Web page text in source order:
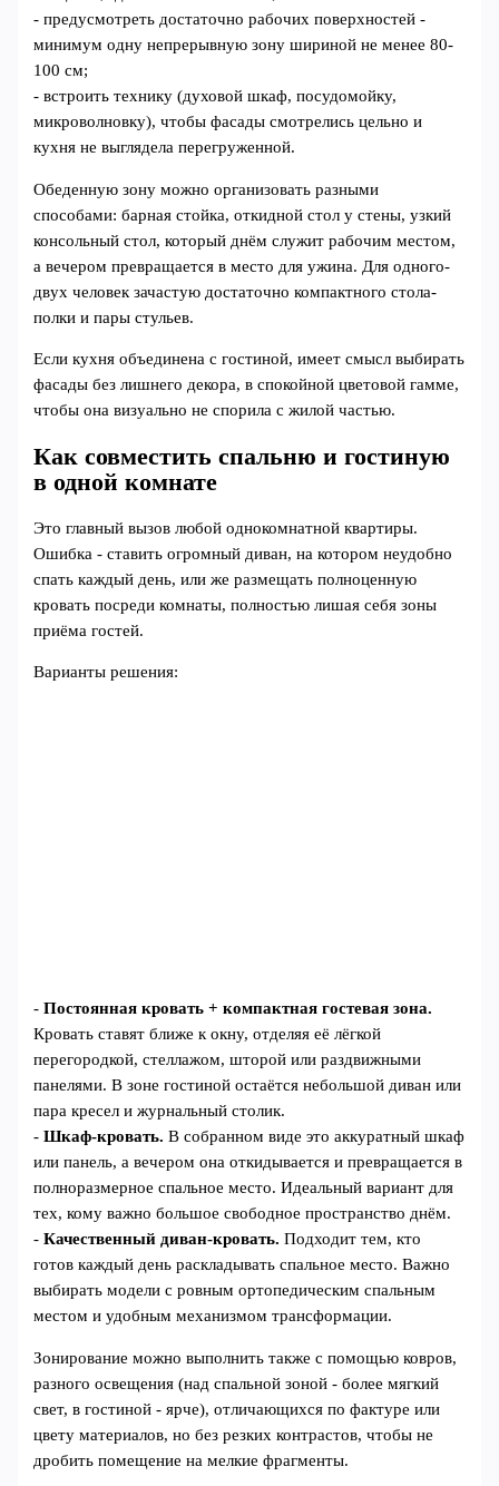
- предусмотреть достаточно рабочих поверхностей -
минимум одну непрерывную зону шириной не менее 80-
100 см;
- встроить технику (духовой шкаф, посудомойку,
микроволновку), чтобы фасады смотрелись цельно и
кухня не выглядела перегруженной.
Обеденную зону можно организовать разными
способами: барная стойка, откидной стол у стены, узкий
консольный стол, который днём служит рабочим местом,
а вечером превращается в место для ужина. Для одного-
двух человек зачастую достаточно компактного стола-
полки и пары стульев.
Если кухня объединена с гостиной, имеет смысл выбирать
фасады без лишнего декора, в спокойной цветовой гамме,
чтобы она визуально не спорила с жилой частью.
Как совместить спальню и гостиную
в одной комнате
Это главный вызов любой однокомнатной квартиры.
Ошибка - ставить огромный диван, на котором неудобно
спать каждый день, или же размещать полноценную
кровать посреди комнаты, полностью лишая себя зоны
приёма гостей.
Варианты решения:
-Постоянная кровать + компактная гостевая зона.
Кровать ставят ближе к окну, отделяя её лёгкой
перегородкой, стеллажом, шторой или раздвижными
панелями. В зоне гостиной остаётся небольшой диван или
пара кресел и журнальный столик.
-Шкаф-кровать. В собранном виде это аккуратный шкаф
или панель, а вечером она откидывается и превращается в
полноразмерное спальное место. Идеальный вариант для
тех, кому важно большое свободное пространство днём.
-Качественный диван-кровать. Подходит тем, кто
готов каждый день раскладывать спальное место. Важно
выбирать модели с ровным ортопедическим спальным
местом и удобным механизмом трансформации.
Зонирование можно выполнить также с помощью ковров,
разного освещения (над спальной зоной - более мягкий
свет, в гостиной - ярче), отличающихся по фактуре или
цвету материалов, но без резких контрастов, чтобы не
дробить помещение на мелкие фрагменты.